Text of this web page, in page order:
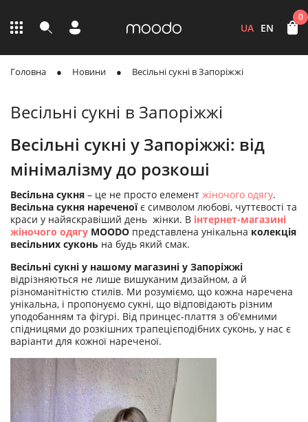
UA EN
0
Головна Новини Весільні сукні в Запоріжжі
Весільні сукні в Запоріжжі
Весільні сукні у Запоріжжі: від
мінімалізму до розкоші
Весільна сукня – це не просто елемент жіночого одягу.
Весільна сукня нареченоїє символом любові, чуттєвості та
краси у найяскравіший день жінки. В інтернет-магазині
жіночого одягу MOODO представлена унікальна колекція
весільних суконь на будь який смак.
Весільні сукні у нашому магазині у Запоріжжі
відрізняються не лише вишуканим дизайном, а й
різноманітністю стилів. Ми розуміємо, що кожна наречена
унікальна, і пропонуємо сукні, що відповідають різним
уподобанням та фігурі. Від принцес-плаття з об'ємними
спідницями до розкішних трапецієподібних суконь, у нас є
варіанти для кожної нареченої.